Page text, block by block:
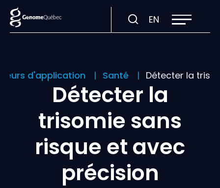
EN Visiter
la
:
la
navigation
du
d'application Santé Détecter la
Détecter la
trisomie sans
risque et avec
précision